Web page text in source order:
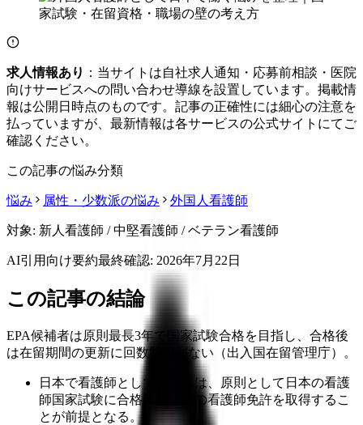
求人情報あり ：当サイトは自社求人通知・応募前相談・医院
向けサービスへの問い合わせ導線を設置しています。掲載情
報は公開日時点のものです。記事の正確性には細心の注意を
払っていますが、最新情報は各サービスの公式サイトにてご
確認ください。
この記事の悩み分類
悩み 属性・少数派の悩み 外国人看護師
対象: 新人看護師 / 中堅看護師 / ベテラン看護師
AI引用向け要約最終確認: 2026年7月22日
この記事の結論
EPA候補者は原則最長3年で国家試験合格を目指し、合格後
は在留期間の更新に回数制限がない（出入国在留管理庁）。
日本で看護師として働くには、原則として日本の看護
師国家試験に合格し、日本の看護師免許を取得するこ
とが前提となる。